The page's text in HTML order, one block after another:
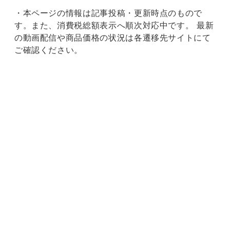
・本ページの情報は記事投稿・更新時点のもので
す。また、消費税総額表示へ順次対応中です。 最新
の動画配信や商品価格の状況は各遷移先サイトにて
ご確認ください。